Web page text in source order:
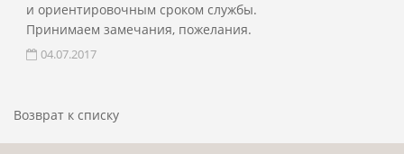
и ориентировочным сроком службы.
Принимаем замечания, пожелания.
04.07.2017
Возврат к списку